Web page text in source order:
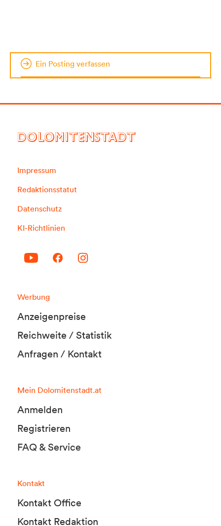
Ein Posting verfassen
DOLOMITENSTADT
Impressum
Redaktionsstatut
Datenschutz
KI-Richtlinien
Werbung
Anzeigenpreise
Reichweite / Statistik
Anfragen / Kontakt
Mein Dolomitenstadt.at
Anmelden
Registrieren
FAQ & Service
Kontakt
Kontakt Office
Kontakt Redaktion